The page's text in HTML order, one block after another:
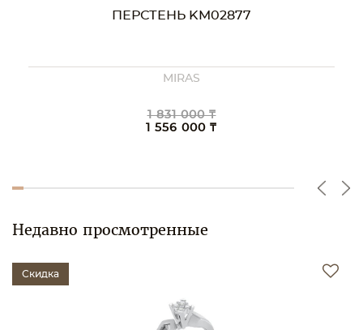
ПЕРСТЕНЬ KM02877
MIRAS
1 831 000 ₸
1 556 000 ₸
Недавно просмотренные
Скидка